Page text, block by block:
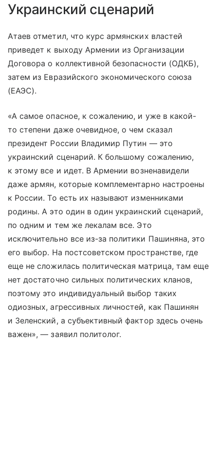
Украинский сценарий
Атаев отметил, что курс армянских властей
приведет к выходу Армении из Организации
Договора о коллективной безопасности (ОДКБ),
затем из Евразийского экономического союза
(ЕАЭС).
«А самое опасное, к сожалению, и уже в какой-
то степени даже очевидное, о чем сказал
президент России Владимир Путин — это
украинский сценарий. К большому сожалению,
к этому все и идет. В Армении возненавидели
даже армян, которые комплементарно настроены
к России. То есть их называют изменниками
родины. А это один в один украинский сценарий,
по одним и тем же лекалам все. Это
исключительно все из-за политики Пашиняна, это
его выбор. На постсоветском пространстве, где
еще не сложилась политическая матрица, там еще
нет достаточно сильных политических кланов,
поэтому это индивидуальный выбор таких
одиозных, агрессивных личностей, как Пашинян
и Зеленский, а субъективный фактор здесь очень
важен», — заявил политолог.